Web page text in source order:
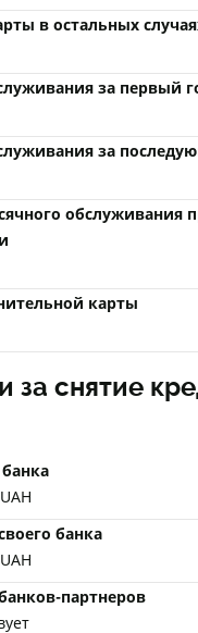
в остальных
за первый
за
обслуживания
карты
за снятие
банка
банка
партнеров